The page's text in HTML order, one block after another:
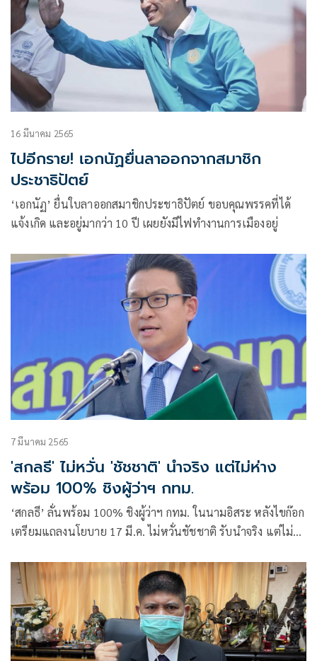
16 มีนาคม 2565
ไปอีกราย! เอกนัฏยื่นลาออกจากสมาชิก
ประชาธิปัตย์
‘เอกนัฏ’ ยื่นใบลาออกสมาชิกประชาธิปัตย์ ขอบคุณพรรคที่ได้
แจ้งเกิด และอยู่มากว่า 10 ปี เผยยังมีไฟทำงานการเมืองอยู่
7 มีนาคม 2565
'สกลธี' ไม่หวั่น 'ชัชชาติ' นำจริง แต่ไม่ห่าง
พร้อม 100% ชิงผู้ว่าฯ กทม.
‘สกลธี’ ลั่นพร้อม 100% ชิงผู้ว่าฯ กทม. ในนามอิสระ หลังไขก๊อก
เตรียมแถลงนโยบาย 17 มี.ค. ไม่หวั่นชัชชาติ รับนำจริง แต่ไม่ได้